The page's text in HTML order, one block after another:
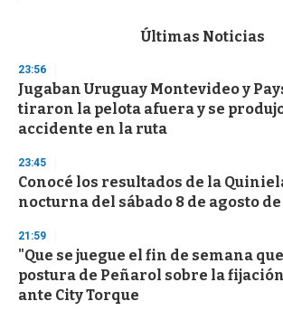
d
s
o
f
3
s
e
c
o
d
s
Últimas Noticias
23:56
Jugaban Uruguay Montevideo y
tiraron la pelota afuera y se
accidente en la ruta
23:45
Conocé los resultados de la
nocturna del sábado 8 de agosto de
21:59
"Que se juegue el fin de semana
postura de Peñarol sobre la
ante City Torque